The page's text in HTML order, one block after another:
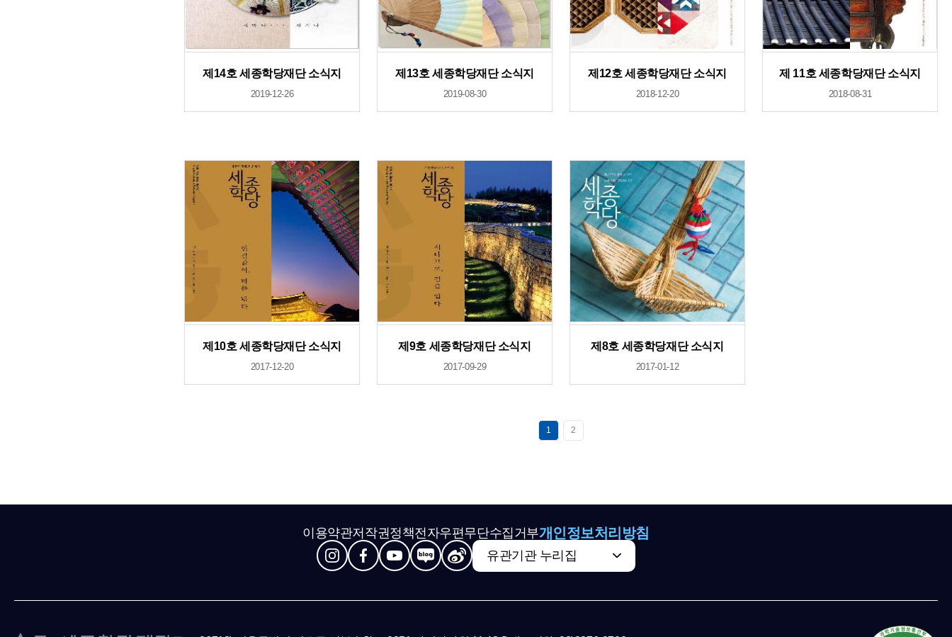
제14호 세종학당재단 소식지
2019-12-26
제13호 세종학당재단 소식지
2019-08-30
제12호 세종학당재단 소식지
2018-12-20
제 11호 세종학당재단 소식지
2018-08-31
제10호 세종학당재단 소식지
2017-12-20
제9호 세종학당재단 소식지
2017-09-29
제8호 세종학당재단 소식지
2017-01-12
1 2
이용약관저작권정책전자우편무단수집거부개인정보처리방침
유관기관 누리집